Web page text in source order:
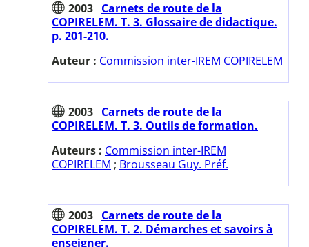
2003 Carnets de route de la
COPIRELEM. T. 3. Glossaire de didactique.
p. 201-210.
Auteur : Commission inter-IREM COPIRELEM
2003 Carnets de route de la
COPIRELEM. T. 3. Outils de formation.
Auteurs : Commission inter-IREM
COPIRELEM ; Brousseau Guy. Préf.
2003 Carnets de route de la
COPIRELEM. T. 2. Démarches et savoirs à
enseigner.